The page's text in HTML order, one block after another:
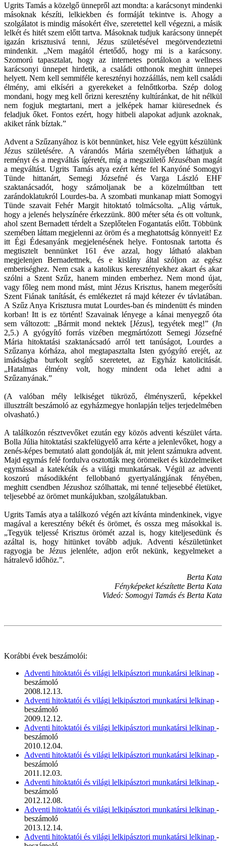
Ugrits Tamás a közelgő ünnepről azt mondta: a karácsonyt mindenki
másoknak készíti, lelkiekben és formáját tekintve is. Ahogy a
szolgálatot is mindig másokért élve, szeretettel kell végezni, a másik
lelkét és hitét szem előtt tartva. Másoknak tudjuk karácsony ünnepét
igazán krisztusivá tenni, Jézus születésével megörvendeztetni
mindenkit. „Nem magától értetődő, hogy mi is a karácsony.
Szomorú tapasztalat, hogy az internetes portálokon a wellness
karácsonyi ünnepet hirdetik, a családi otthonok meghitt ünnepei
helyett. Nem kell semmiféle keresztényi hozzáállás, nem kell családi
élmény, ami elkíséri a gyerekeket a felnőttkorba. Szép dolog
mondani, hogy meg kell őrizni keresztény kultúránkat, de hit nélkül
nem fogjuk megtartani, mert a jelképek hamar kiüresednek és
feladjuk őket. Fontos ezért, hogy hitbeli alapokat adjunk azoknak,
akiket ránk bíztak.”
Advent a Szűzanyához is köt bennünket, hisz Vele együtt készülünk
Jézus születésére. A várandós Mária személyében láthatjuk a
reményt és a megváltás ígéretét, míg a megszülető Jézuséban magát
a megváltást. Ugrits Tamás atya ezért kérte fel Kanyóné Somogyi
Tünde hittanárt, Semegi Józsefné és Varga László EHF
szaktanácsadót, hogy számoljanak be a közelmúltban tett
zarándoklatukról Lourdes-ba. A szombati munkanap miatt Somogyi
Tünde szavait Fehér Margit hitoktató tolmácsolta. „Alig vártuk,
hogy a jelenés helyszínére érkezzünk. 800 méter séta és ott voltunk,
ahol szent Bernadett térdelt a Szeplőtelen Fogantatás előtt. Többünk
szemében láttam megjelenni az öröm és a meghatottság könnyeit! Ez
itt Égi Édesanyánk megjelenésének helye. Fontosnak tartotta és
megtisztelt bennünket 161 éve azzal, hogy látható alakban
megjelenjen Bernadettnek, és e kislány által szóljon az egész
emberiséghez. Nem csak a katolikus keresztényekhez akart és akar
szólni a Szent Szűz, hanem minden emberhez. Nem mond újat,
vagy főleg nem mond mást, mint Jézus Krisztus, hanem megerősíti
Szent Fiának tanítását, és emlékeztet rá majd kétezer év távlatában.
A Szűz Anya Krisztusra mutat Lourdes-ban és mindenütt és minden
korban! Itt is ez történt! Szavainak lényege a kánai menyegző óta
sem változott: „Bármit mond nektek [Jézus], tegyétek meg!” (Jn
2,5.) A gyógyító forrás vizében megmártózott Semegi Józsefné
Mária hitoktatási szaktanácsadó arról tett tanúságot, Lourdes a
Szűzanya kórháza, ahol megtapasztalta Isten gyógyító erejét, az
imádságba burkolt segítő szeretetet, az Egyház katolicitását.
„Hatalmas élmény volt, hogy mindent oda lehet adni a
Szűzanyának.”
(A valóban mély lelkiséget tükröző, élményszerű, képekkel
illusztrált beszámoló az egyházmegye honlapján teljes terjedelmében
olvasható.)
A találkozón résztvevőket ezután egy közös adventi készület várta.
Bolla Júlia hitoktatási szakfelügyelő arra kérte a jelenlevőket, hogy a
zenés-képes bemutató alatt gondolják át, mit jelent számukra advent.
Majd egymás felé fordulva osztották meg örömeiket és küzdelmeiket
egymással a katekéták és a világi munkatársak. Végül az adventi
koszorú másodikként fellobbanó gyertyalángjának fényében,
meghitt csendben Jézushoz szólhattak, mi tenné teljesebbé életüket,
teljesebbé az örömet munkájukban, szolgálatukban.
Ugrits Tamás atya a találkozó végén azt kívánta mindenkinek, vigye
magával a keresztény békét és örömet, és ossza meg másokkal is.
„Tegyük teljessé Krisztus örömét azzal is, hogy kiteljesedünk és
azáltal is, hogy hitünket tovább adjuk. Adventi készületünket
ragyogja be Jézus jelenléte, adjon erőt nekünk, kegyelmeket a
hátralevő időhöz.”.
Berta Kata
Fényképeket készítette Berta Kata
Videó: Somogyi Tamás és Berta Kata
Korábbi évek beszámolói:
Adventi hitoktatói és világi lelkipásztori munkatársi lelkinap -
beszámoló
2008.12.13.
Adventi hitoktatói és világi lelkipásztori munkatársi lelkinap -
beszámoló
2009.12.12.
Adventi hitoktatói és világi lelkipásztori munkatársi lelkinap -
beszámoló
2010.12.04.
Adventi hitoktatói és világi lelkipásztori munkatársi lelkinap -
beszámoló
2011.12.03.
Adventi hitoktatói és világi lelkipásztori munkatársi lelkinap -
beszámoló
2012.12.08.
Adventi hitoktatói és világi lelkipásztori munkatársi lelkinap -
beszámoló
2013.12.14.
Adventi hitoktatói és világi lelkipásztori munkatársi lelkinap -